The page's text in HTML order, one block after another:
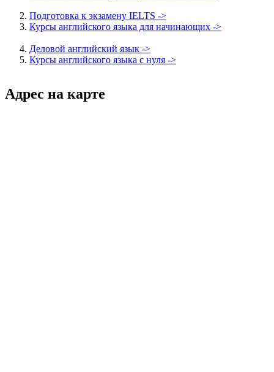
Подготовка к экзамену IELTS ->
Курсы английского языка для начинающих ->
Деловой английский язык ->
Курсы английского языка с нуля ->
Адрес на карте